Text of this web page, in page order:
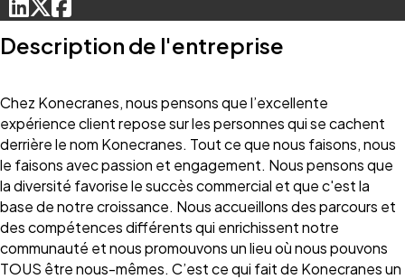
Description de l'entreprise
Chez Konecranes, nous pensons que l’excellente
expérience client repose sur les personnes qui se cachent
derrière le nom Konecranes. Tout ce que nous faisons, nous
le faisons avec passion et engagement. Nous pensons que
la diversité favorise le succès commercial et que c'est la
base de notre croissance. Nous accueillons des parcours et
des compétences différents qui enrichissent notre
communauté et nous promouvons un lieu où nous pouvons
TOUS être nous-mêmes. C’est ce qui fait de Konecranes un